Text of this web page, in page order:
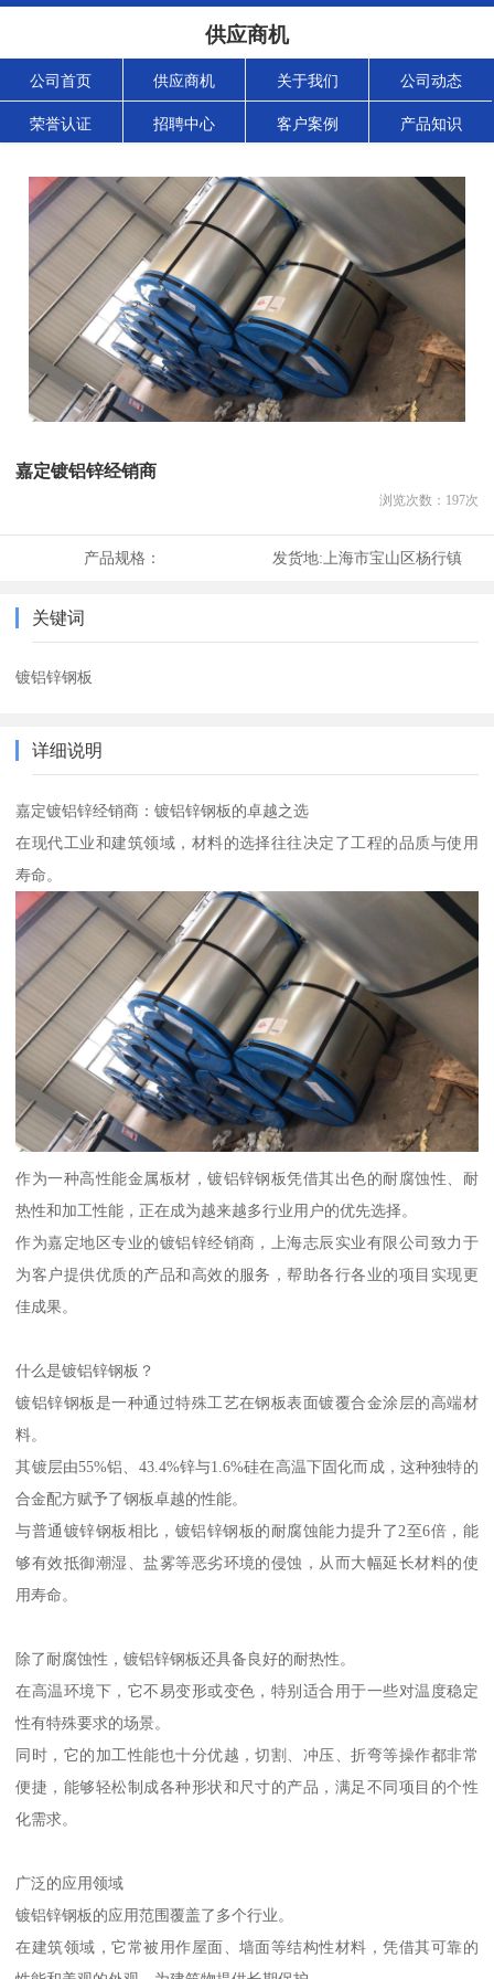
供应商机
公司首页 供应商机 关于我们 公司动态
荣誉认证 招聘中心 客户案例 产品知识
嘉定镀铝锌经销商
浏览次数： 197次
产品规格： 发货地: 上海市宝山区杨行镇
关键词
镀铝锌钢板
详细说明
嘉定镀铝锌经销商：镀铝锌钢板的卓越之选
在现代工业和建筑领域，材料的选择往往决定了工程的品质与使用
寿命。
作为一种高性能金属板材，镀铝锌钢板凭借其出色的耐腐蚀性、耐
热性和加工性能，正在成为越来越多行业用户的优先选择。
作为嘉定地区专业的镀铝锌经销商，上海志辰实业有限公司致力于
为客户提供优质的产品和高效的服务，帮助各行各业的项目实现更
佳成果。
什么是镀铝锌钢板？
镀铝锌钢板是一种通过特殊工艺在钢板表面镀覆合金涂层的高端材
料。
其镀层由55%铝、43.4%锌与1.6%硅在高温下固化而成，这种独特的
合金配方赋予了钢板卓越的性能。
与普通镀锌钢板相比，镀铝锌钢板的耐腐蚀能力提升了2至6倍，能
够有效抵御潮湿、盐雾等恶劣环境的侵蚀，从而大幅延长材料的使
用寿命。
除了耐腐蚀性，镀铝锌钢板还具备良好的耐热性。
在高温环境下，它不易变形或变色，特别适合用于一些对温度稳定
性有特殊要求的场景。
同时，它的加工性能也十分优越，切割、冲压、折弯等操作都非常
便捷，能够轻松制成各种形状和尺寸的产品，满足不同项目的个性
化需求。
广泛的应用领域
镀铝锌钢板的应用范围覆盖了多个行业。
在建筑领域，它常被用作屋面、墙面等结构性材料，凭借其可靠的